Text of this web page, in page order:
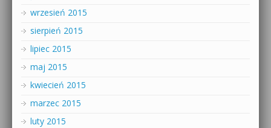
wrzesień 2015
sierpień 2015
lipiec 2015
maj 2015
kwiecień 2015
marzec 2015
luty 2015